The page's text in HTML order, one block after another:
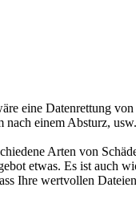
eine Datenrettung von
nach einem Absturz, usw.
Arten von
etwas. Es ist auch
Ihre wertvollen